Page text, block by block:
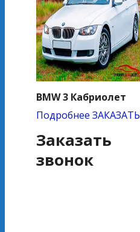
BMW 3 Кабриолет
Подробнее ЗАКАЗАТЬ
Заказать
звонок